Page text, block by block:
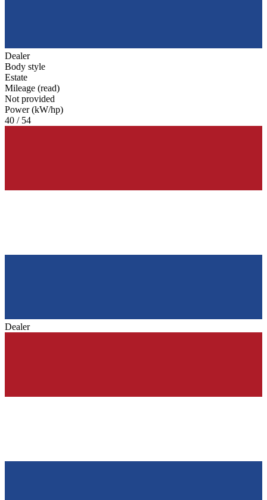
Dealer
Body style
Estate
Mileage (read)
Not provided
Power (kW/hp)
40 / 54
Dealer